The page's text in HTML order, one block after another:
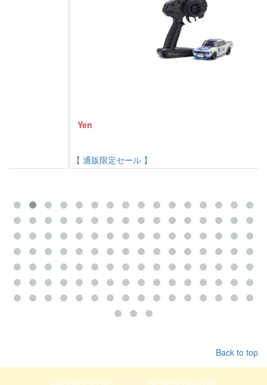
【 通販限定セール 】
Back to top
Copyright © 2021 〇〇〇. All rights reserved.